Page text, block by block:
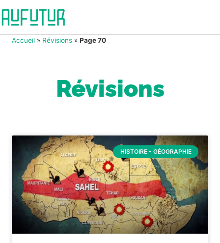
Accueil » Révisions » Page 70
Révisions
HISTOIRE - GÉOGRAPHIE